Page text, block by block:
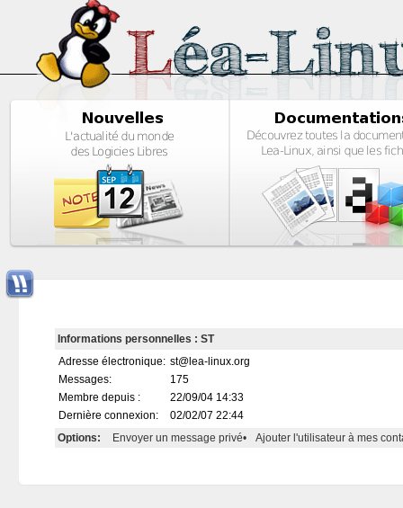
Informations personnelles : ST
Adresse électronique: st@lea-linux.org
Messages:
175
Membre depuis :
22/09/04 14:33
Dernière connexion:
02/02/07 22:44
Options:
Envoyer un message privé• Ajouter l'utilisateur à mes